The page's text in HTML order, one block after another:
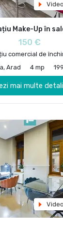
Video
Make-Up în
150 €
comercial de
Arad
4 mp
mai multe
Video